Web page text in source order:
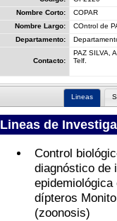
Nombre Corto:
COPAR
Nombre Largo:
COntrol de
Departamento:
Contacto:
PAZ SILVA,
Telf.
Lineas
Lineas de
Control
diagnóstico de
dípteros
(zoonosis)